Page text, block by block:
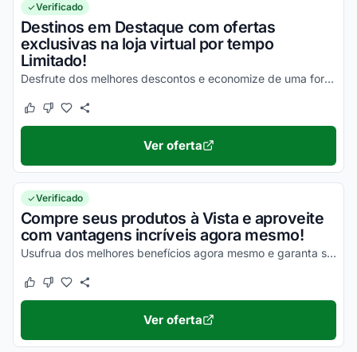
Verificado
Destinos em Destaque com ofertas
exclusivas na loja virtual por tempo
Limitado!
Desfrute dos melhores descontos e economize de uma forma simples nas suas compras!
Este cupom funcionou
Este cupom não funcionou
Ver oferta
Verificado
Compre seus produtos à Vista e aproveite
com vantagens incríveis agora mesmo!
Usufrua dos melhores benefícios agora mesmo e garanta seus descontos!
Este cupom funcionou
Este cupom não funcionou
Ver oferta